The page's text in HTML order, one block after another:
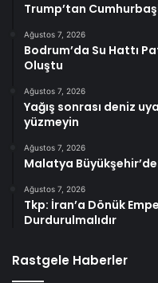
Trump’tan
Ağustos 7, 2026
Bodrum’da Su Hattı
Oluştu
Ağustos 7, 2026
Yağış sonrası deniz
yüzmeyin
Ağustos 7, 2026
Malatya
Ağustos 7, 2026
Tkp: İran’a Dönük
Durdurulmalıdır
Rastgele Haberler